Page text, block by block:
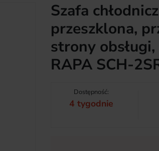
Szafa
przeszklona,
strony
RAPA SCH-
Dostępność:
4 tygodnie